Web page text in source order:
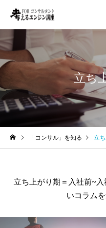
立ち
「コンサル」を知る 立
立ち上がり期＝入社前~
いコラムを